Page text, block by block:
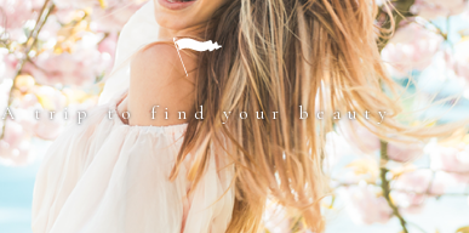
A trip to find your beauty